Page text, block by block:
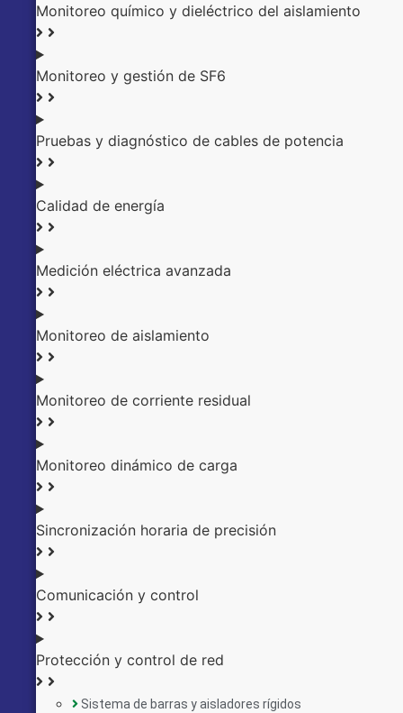
Monitoreo químico y dieléctrico del aislamiento
Monitoreo y gestión de SF6
Pruebas y diagnóstico de cables de potencia
Calidad de energía
Medición eléctrica avanzada
Monitoreo de aislamiento
Monitoreo de corriente residual
Monitoreo dinámico de carga
Sincronización horaria de precisión
Comunicación y control
Protección y control de red
Sistema de barras y aisladores rígidos